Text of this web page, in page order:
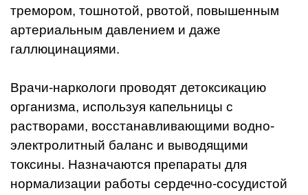
тремором, тошнотой, рвотой, повышенным
артериальным давлением и даже
галлюцинациями.
Врачи-наркологи проводят детоксикацию
организма, используя капельницы с
растворами, восстанавливающими водно-
электролитный баланс и выводящими
токсины. Назначаются препараты для
нормализации работы сердечно-сосудистой